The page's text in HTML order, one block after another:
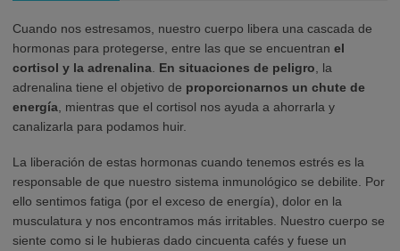
Cuando nos estresamos, nuestro cuerpo libera una cascada de
hormonas para protegerse, entre las que se encuentran el
cortisol y la adrenalina En situaciones de peligro , la
adrenalina tiene el objetivo de proporcionarnos un chute de
energía , mientras que el cortisol nos ayuda a ahorrarla y
canalizarla para podamos huir.
La liberación de estas hormonas cuando tenemos estrés es la
responsable de que nuestro sistema inmunológico se debilite. Por
ello sentimos fatiga (por el exceso de energía), dolor en la
musculatura y nos encontramos más irritables. Nuestro cuerpo se
siente como si le hubieras dado cincuenta cafés y fuese un